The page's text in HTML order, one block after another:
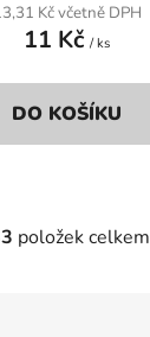
Kč včetně DPH
11 Kč / ks
DO KOŠÍKU
O
položek celkem